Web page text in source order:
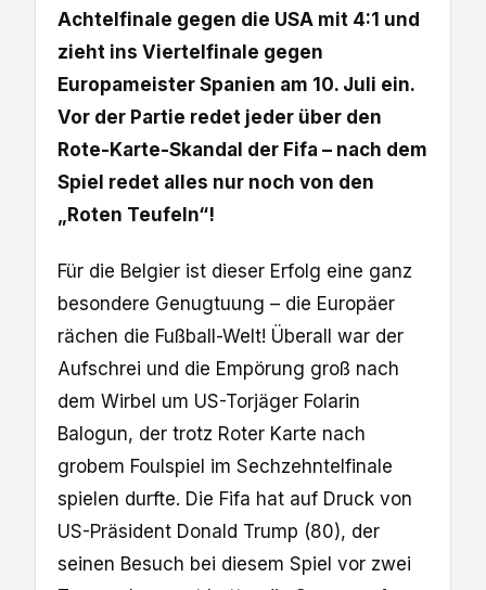
Achtelfinale gegen die USA mit 4:1 und
zieht ins Viertelfinale gegen
Europameister Spanien am 10. Juli ein.
Vor der Partie redet jeder über den
Rote-Karte-Skandal der Fifa – nach dem
Spiel redet alles nur noch von den
„Roten Teufeln“!
Für die Belgier ist dieser Erfolg eine ganz
besondere Genugtuung – die Europäer
rächen die Fußball-Welt! Überall war der
Aufschrei und die Empörung groß nach
dem Wirbel um US-Torjäger Folarin
Balogun, der trotz Roter Karte nach
grobem Foulspiel im Sechzehntelfinale
spielen durfte. Die Fifa hat auf Druck von
US-Präsident Donald Trump (80), der
seinen Besuch bei diesem Spiel vor zwei